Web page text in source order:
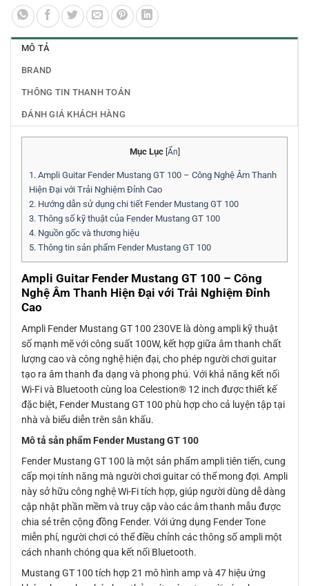
MÔ TẢ
BRAND
THÔNG TIN THANH TOÁN
ĐÁNH GIÁ KHÁCH HÀNG
Mục Lục Ẩn
1. Ampli Guitar Fender Mustang GT 100 – Công Nghệ Âm Thanh
Hiện Đại với Trải Nghiệm Đỉnh Cao
2. Hướng dẫn sử dụng chi tiết Fender Mustang GT 100
3. Thông số kỹ thuật của Fender Mustang GT 100
4. Nguồn gốc và thương hiệu
5. Thông tin sản phẩm Fender Mustang GT 100
Ampli Guitar Fender Mustang GT 100 – Công
Nghệ Âm Thanh Hiện Đại với Trải Nghiệm Đỉnh
Cao
Ampli Fender Mustang GT 100 230VE là dòng ampli kỹ thuật
số mạnh mẽ với công suất 100W, kết hợp giữa âm thanh chất
lượng cao và công nghệ hiện đại, cho phép người chơi guitar
tạo ra âm thanh đa dạng và phong phú. Với khả năng kết nối
Wi-Fi và Bluetooth cùng loa Celestion® 12 inch được thiết kế
đặc biệt, Fender Mustang GT 100 phù hợp cho cả luyện tập tại
nhà và biểu diễn trên sân khấu.
Mô tả sản phẩm Fender Mustang GT 100
Fender Mustang GT 100 là một sản phẩm ampli tiên tiến, cung
cấp mọi tính năng mà người chơi guitar có thể mong đợi. Ampli
này sở hữu công nghệ Wi-Fi tích hợp, giúp người dùng dễ dàng
cập nhật phần mềm và truy cập vào các âm thanh mẫu được
chia sẻ trên cộng đồng Fender. Với ứng dụng Fender Tone
miễn phí, người chơi có thể điều chỉnh các thông số ampli một
cách nhanh chóng qua kết nối Bluetooth.
Mustang GT 100 tích hợp 21 mô hình amp và 47 hiệu ứng